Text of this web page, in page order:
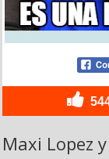
Maxi Lopez